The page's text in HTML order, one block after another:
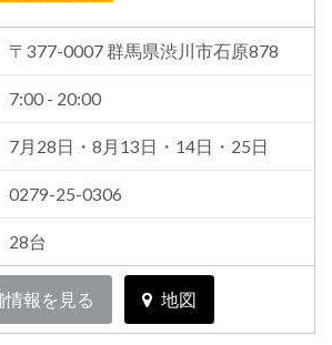
〒377-0007 群馬県渋川市石原878
7:00 - 20:00
7月28日・8月13日・14日・25日
0279-25-0306
28台
情報を見る 地図